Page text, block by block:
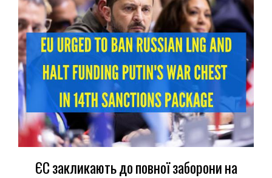
ЄС закликають до повної заборони на